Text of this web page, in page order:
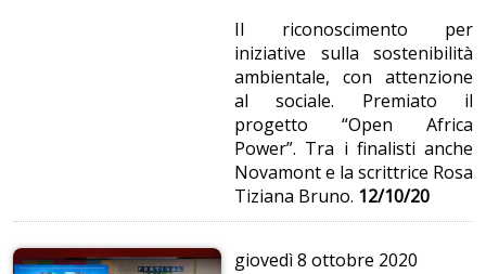
Il riconoscimento per
iniziative sulla sostenibilità
ambientale, con attenzione
al sociale. Premiato il
progetto “Open Africa
Power”. Tra i finalisti anche
Novamont e la scrittrice Rosa
Tiziana Bruno. 12/10/20
giovedì8 ottobre 2020